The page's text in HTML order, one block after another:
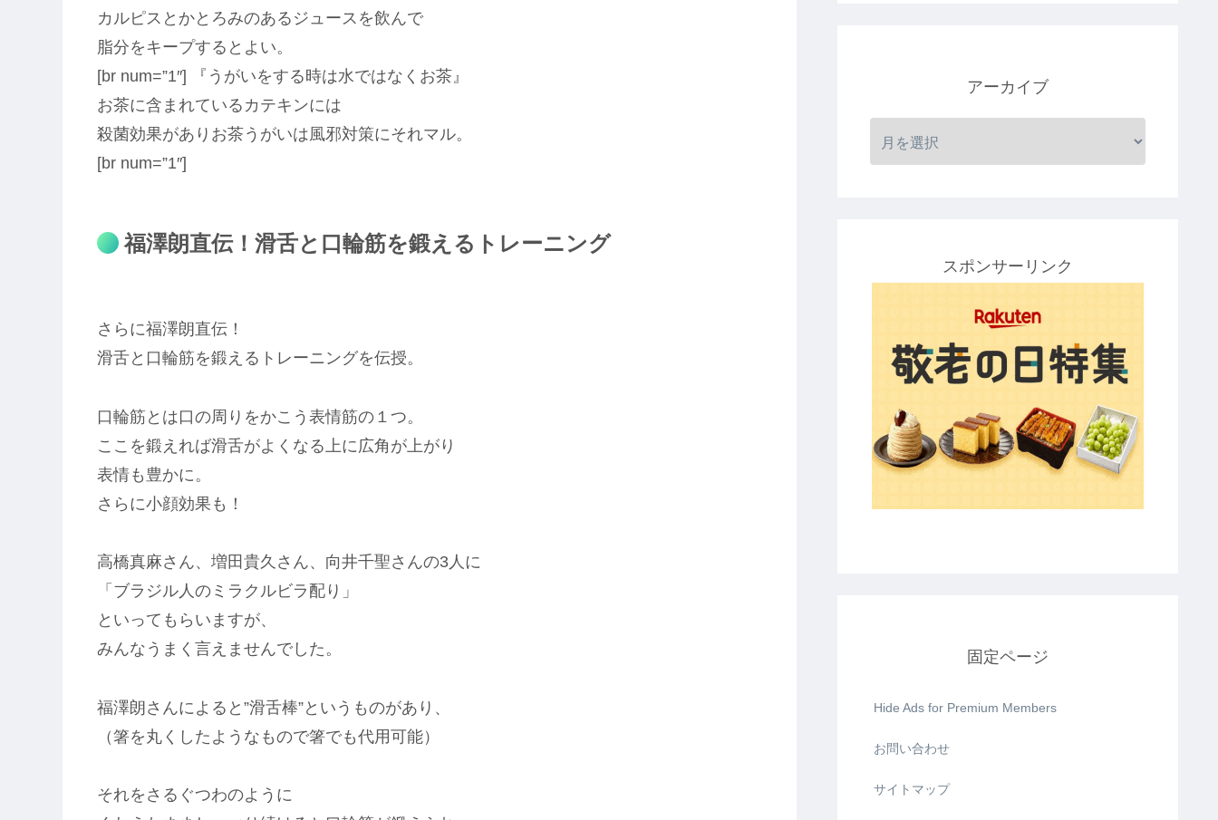
カルピスとかとろみのあるジュースを飲んで
脂分をキープするとよい。
[br num=”1″] 『うがいをする時は水ではなくお茶』
お茶に含まれているカテキンには
殺菌効果がありお茶うがいは風邪対策にそれマル。
[br num=”1″]
福澤朗直伝！滑舌と口輪筋を鍛えるトレーニング
さらに福澤朗直伝！
滑舌と口輪筋を鍛えるトレーニングを伝授。
口輪筋とは口の周りをかこう表情筋の１つ。
ここを鍛えれば滑舌がよくなる上に広角が上がり
表情も豊かに。
さらに小顔効果も！
高橋真麻さん、増田貴久さん、向井千聖さんの3人に
「ブラジル人のミラクルビラ配り」
といってもらいますが、
みんなうまく言えませんでした。
福澤朗さんによると”滑舌棒”というものがあり、
（箸を丸くしたようなもので箸でも代用可能）
それをさるぐつわのように
アーカイブ
スポンサーリンク
固定ページ
Hide Ads for Premium Members
お問い合わせ
サイトマップ